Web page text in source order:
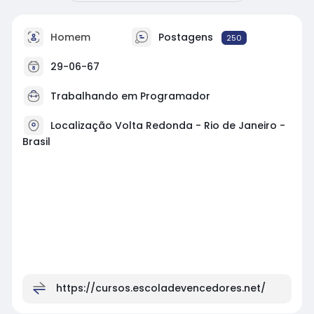
Homem Postagens 250
29-06-67
Trabalhando em Programador
Localização Volta Redonda - Rio de Janeiro -
Brasil
https://cursos.escoladevencedores.net/